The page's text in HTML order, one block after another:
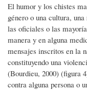
El humor y los chistes
género o una cultura,
las oficiales o las
manera y en alguna
mensajes inscritos en la
constituyendo una
(Bourdieu, 2000) (figura
contra alguna persona o